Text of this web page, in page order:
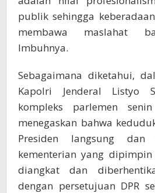
publik sehingga
membawa maslahat
Imbuhnya.
Sebagaimana diketahui,
Kapolri Jenderal Listyo
kompleks parlemen
menegaskan bahwa
Presiden langsung
kementerian yang
diangkat dan
dengan persetujuan DPR